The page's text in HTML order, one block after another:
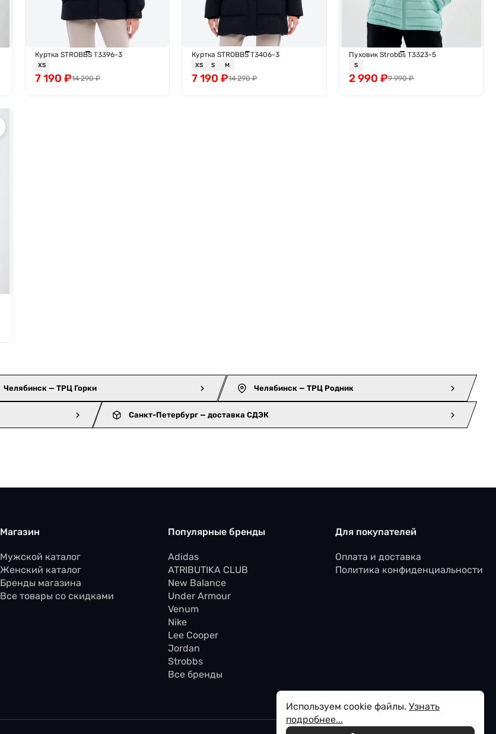
Куртка STROBBS T3396-3
XS
14 290₽
7 190 ₽
Куртка STROBBS T3406-3
XS S M
14 290₽
7 190₽
Пуховик Strobbs T3323-5
S
9 990₽
2 990₽
Челябинск — ТРЦ Горки Челябинск — ТРЦ Родник
Санкт-Петербург — доставка СДЭК
Магазин
Мужской каталог
Женский каталог
Бренды магазина
Все товары со скидками
Популярные бренды
Adidas
ATRIBUTIKA CLUB
New Balance
Under Armour
Venum
Nike
Lee Cooper
Jordan
Strobbs
Все бренды
Для покупателей
Оплата и доставка
Политика конфиденциальности
Используем cookie файлы. Узнать
подробнее...